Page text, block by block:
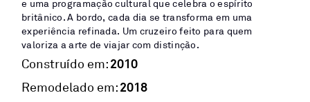
e uma programação cultural que celebra o espírito
britânico. A bordo, cada dia se transforma em uma
experiência refinada. Um cruzeiro feito para quem
valoriza a arte de viajar com distinção.
Construído em:2010
Remodelado em:2018